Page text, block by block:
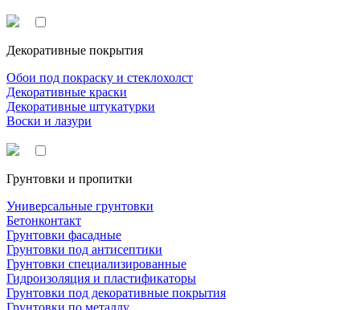
Декоративные покрытия
Обои под покраску и стеклохолст
Декоративные краски
Декоративные штукатурки
Воски и лазури
Грунтовки и пропитки
Универсальные грунтовки
Бетонконтакт
Грунтовки фасадные
Грунтовки под антисептики
Грунтовки специализированные
Гидроизоляция и пластификаторы
Грунтовки под декоративные покрытия
Грунтовки по металлу